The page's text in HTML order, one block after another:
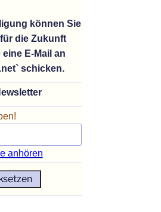
können Sie
die Zukunft
E-Mail an
schicken.
anhören